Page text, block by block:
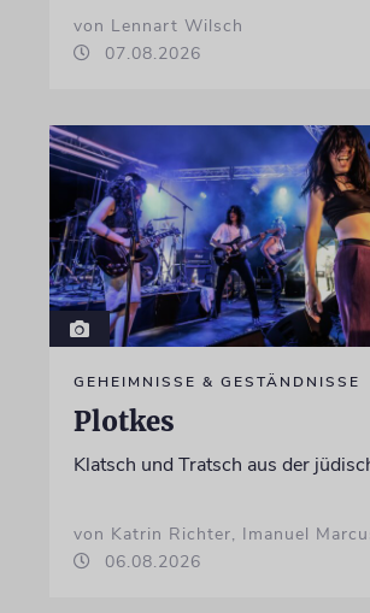
von Lennart Wilsch
07.08.2026
GEHEIMNISSE & GESTÄNDNISSE
Plotkes
Klatsch und Tratsch aus der
von Katrin Richter, Imanuel
06.08.2026